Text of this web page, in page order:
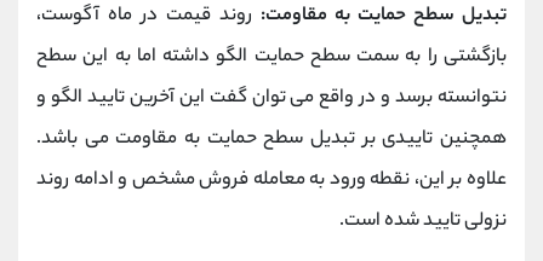
تبدیل سطح حمایت به مقاومت: روند قیمت در ماه آگوست،
بازگشتی را به سمت سطح حمایت الگو داشته اما به این سطح
نتوانسته برسد و در واقع می توان گفت این آخرین تایید الگو و
همچنین تاییدی بر تبدیل سطح حمایت به مقاومت می باشد.
علاوه بر این، نقطه ورود به معامله فروش مشخص و ادامه روند
نزولی تایید شده است.